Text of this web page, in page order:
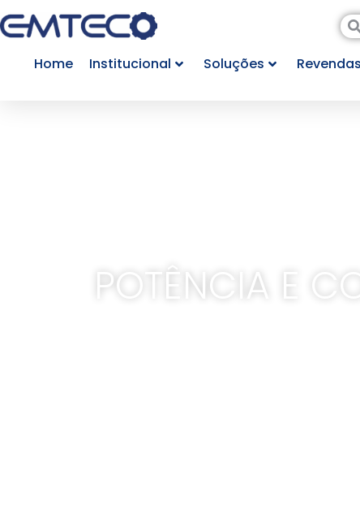
Home Institucional Soluções Revendas
POTÊNCIA E